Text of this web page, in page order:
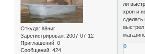
Откуда: Кёниг
Зарегистрирован: 2007-07-12
Приглашений: 0
Сообщений: 424
ли
хрон и
сделать
0